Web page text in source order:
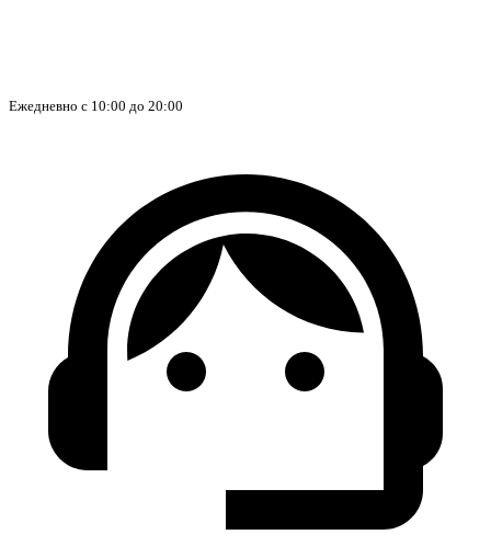
Ежедневно с 10:00 до 20:00